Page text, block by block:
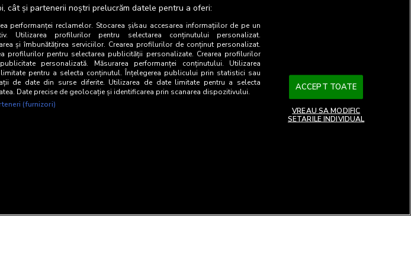
intr-o unitate de timp poate diferi semnificativ de numarul de
SATI difera de rezultatele aceluiasi site masurat folosind un
sau algoritmi de agregare. In calculul numarului de
de obicei numarul de cookies identificati de sistem si, in cazul
user-agent - OS (tip/versiune), browser (tip/versiune), etc.
cât și partenerii noștri prelucrăm datele pentru a oferi:
performanței reclamelor. Stocarea și/sau accesarea informațiilor de pe un
Utilizarea profilurilor pentru selectarea conținutului personalizat.
și îmbunătățirea serviciilor. Crearea profilurilor de conținut personalizat.
profilurilor pentru selectarea publicității personalizate. Crearea profilurilor
personalizată. Măsurarea performanței conținutului. Utilizarea
pentru a selecta conținutul. Înțelegerea publicului prin statistici sau
de date din surse diferite. Utilizarea de date limitate pentru a selecta
Date precise de geolocație și identificarea prin scanarea dispozitivului.
(furnizori)
ACCEPT TOATE
VREAU SA MODIFIC
SETARILE INDIVIDUAL